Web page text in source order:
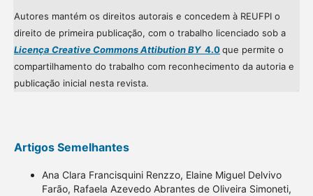
Autores mantém os direitos autorais e concedem à REUFPI o
direito de primeira publicação, com o trabalho licenciado sob a
Licença Creative Commons Attibution BY4.0que permite o
compartilhamento do trabalho com reconhecimento da autoria e
publicação inicial nesta revista.
Artigos Semelhantes
Ana Clara Francisquini Renzzo, Elaine Miguel Delvivo
Farão, Rafaela Azevedo Abrantes de Oliveira Simoneti,